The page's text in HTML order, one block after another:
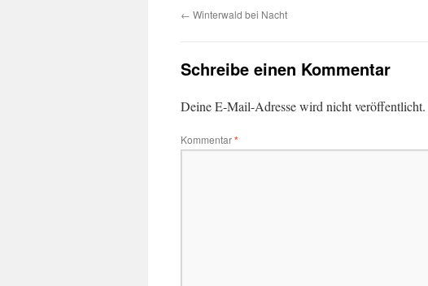
← Winterwald bei Nacht
Schreibe einen Kommentar
Deine E-Mail-Adresse wird nicht veröffentlicht.
Kommentar*